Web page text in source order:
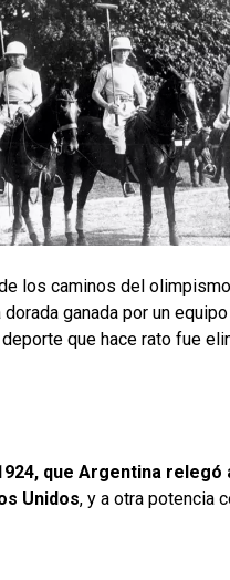
los caminos del
dorada ganada por un
que hace rato fue
que Argentina relegó
Unidos, y a otra potencia